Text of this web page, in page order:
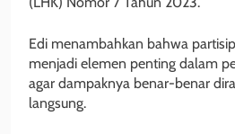
Edi menambahkan bahwa
menjadi elemen penting dalam
agar dampaknya benar-benar
langsung.